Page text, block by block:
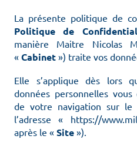
La présente politique de
Politique de
manière Maitre Nicolas
« Cabinet ») traite vos
Elle s’applique dès lors
données personnelles
de votre navigation sur le
l’adresse « https://
après le « Site »).